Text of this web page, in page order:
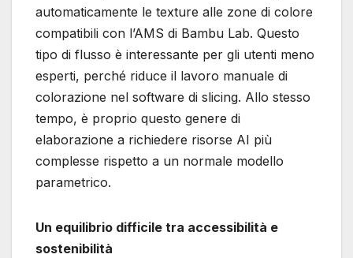
automaticamente le texture alle zone di colore
compatibili con l’AMS di Bambu Lab. Questo
tipo di flusso è interessante per gli utenti meno
esperti, perché riduce il lavoro manuale di
colorazione nel software di slicing. Allo stesso
tempo, è proprio questo genere di
elaborazione a richiedere risorse AI più
complesse rispetto a un normale modello
parametrico.
Un equilibrio difficile tra accessibilità e
sostenibilità